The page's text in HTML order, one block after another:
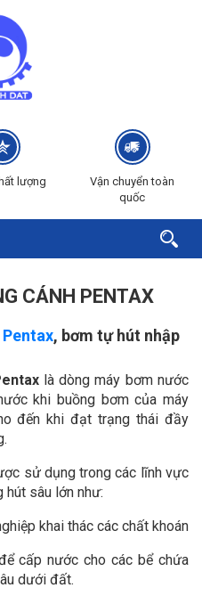
lượng
Vận chuyển toàn
quốc
CÁNH PENTAX
, bơm tự hút nhập
là dòng máy bơm nước
khi buồng bơm của máy
đến khi đạt trạng thái đầy
sử dụng trong các lĩnh vực
hút sâu lớn như:
khai thác các chất khoán
cấp nước cho các bể chứa
dưới đất.